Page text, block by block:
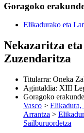
Goragoko
Elikadurako eta
Nekazaritza
Zuzendaritza
Titularra: Oneka
Agintaldia: XIII
Goragoko
Vasco > Elikadura,
Arrantza >
Sailburuordetza